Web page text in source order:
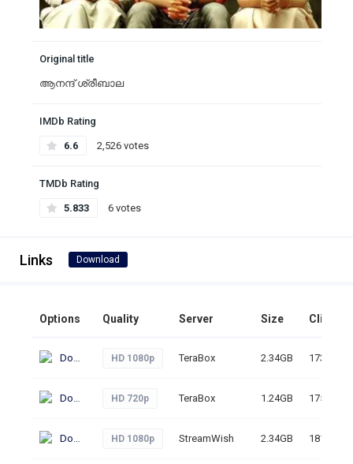
Original title
ആനന്ദ് ശ്രീബാല
IMDb Rating
6.6 2,526 votes
TMDb Rating
5.833 6 votes
Links Download
Options Quality Server Size Clicks
Download HD 1080p TeraBox 2.34GB 173
Download HD 720p TeraBox 1.24GB 175
Download HD 1080p StreamWish 2.34GB 181